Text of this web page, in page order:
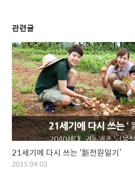
관련글
21세기에 다시 쓰는 ‘新전원일기’
2015.04.03